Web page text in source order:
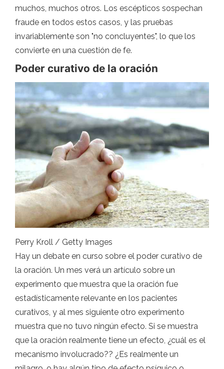
muchos, muchos otros. Los escépticos sospechan
fraude en todos estos casos, y las pruebas
invariablemente son "no concluyentes", lo que los
convierte en una cuestión de fe.
Poder curativo de la oración
Perry Kroll / Getty Images
Hay un debate en curso sobre el poder curativo de
la oración. Un mes verá un artículo sobre un
experimento que muestra que la oración fue
estadísticamente relevante en los pacientes
curativos, y al mes siguiente otro experimento
muestra que no tuvo ningún efecto. Si se muestra
que la oración realmente tiene un efecto, ¿cuál es el
mecanismo involucrado?? ¿Es realmente un